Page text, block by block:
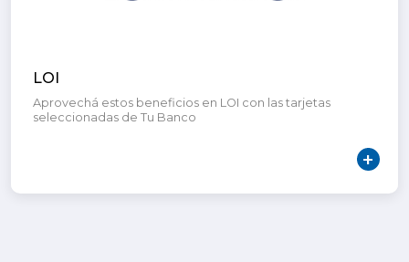
LOI
Aprovechá estos beneficios en LOI con las tarjetas
seleccionadas de Tu Banco